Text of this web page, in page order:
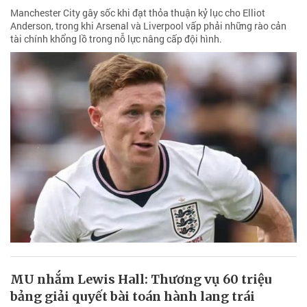
Manchester City gây sốc khi đạt thỏa thuận kỷ lục cho Elliot
Anderson, trong khi Arsenal và Liverpool vấp phải những rào cản
tài chính khổng lồ trong nỗ lực nâng cấp đội hình.
MU nhắm Lewis Hall: Thương vụ 60 triệu
bảng giải quyết bài toán hành lang trái